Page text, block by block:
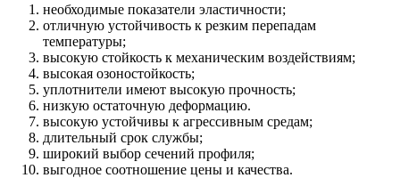
необходимые показатели эластичности;
отличную устойчивость к резким перепадам
температуры;
высокую стойкость к механическим воздействиям;
высокая озоностойкость;
уплотнители имеют высокую прочность;
низкую остаточную деформацию.
высокую устойчивы к агрессивным средам;
длительный срок службы;
широкий выбор сечений профиля;
выгодное соотношение цены и качества.